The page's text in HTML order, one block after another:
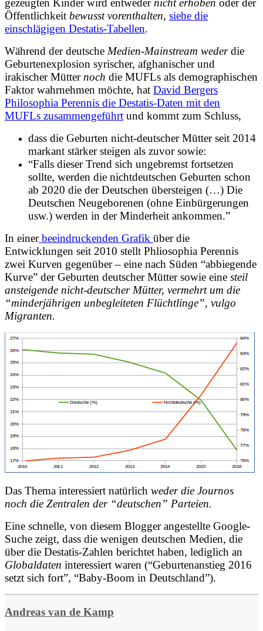
Öffentlichkeit bewusst vorenthalten, siehe die
einschlägigen Destatis-Tabellen.
Während der deutsche Medien-Mainstream wederdie
Geburtenexplosion syrischer, afghanischer und
irakischer Mütternoch die MUFLs als demographischen
Faktor wahrnehmen möchte, hat David Bergers
Philosophia Perennis die Destatis-Daten mit den
MUFLs zusammengeführt und kommt zum Schluss,
dass die Geburten nicht-deutscher Mütter seit 2014
markant stärker steigen als zuvor sowie:
“Falls dieser Trend sich ungebremst fortsetzen
sollte, werden die nichtdeutschen Geburten schon
ab 2020 die der Deutschen übersteigen (…) Die
Deutschen Neugeborenen (ohne Einbürgerungen
usw.) werden in der Minderheit ankommen.”
In einerbeeindruckenden Grafik über die
Entwicklungen seit 2010 stellt Phliosophia Perennis
zwei Kurven gegenüber – eine nach Süden “abbiegende
Kurve” der Geburten deutscher Mütter sowie eine steil
ansteigende nicht-deutscher Mütter, vermehrt um die
“minderjährigen unbegleiteten Flüchtlinge”, vulgo
Migranten.
Das Thema interessiert natürlich weder die Journos
noch die Zentralen der “deutschen” Parteien.
Eine schnelle, von diesem Blogger angestellte Google-
Suche zeigt, dass die wenigen deutschen Medien, die
über die Destatis-Zahlen berichtet haben, lediglich an
Globaldaten interessiert waren (“Geburtenanstieg 2016
setzt sich fort”, “Baby-Boom in Deutschland”).
Andreas van de Kamp